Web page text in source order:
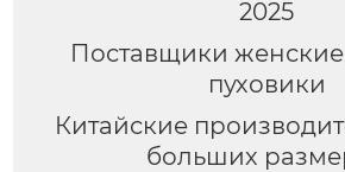
2025
Поставщики
пуховики
Китайские
больших